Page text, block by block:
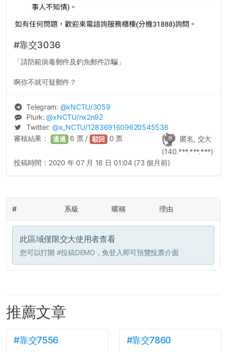
#靠交3036
「請防範病毒郵件及釣魚郵件詐騙」
啊你不就可疑郵件？
Telegram: @xNCTU/3059
Plurk:@xNCTU/nx2n92
Twitter: @x_NCTU/1283691609620545536
匿名, 交大
(140.***.***.***)
審核結果： 通過 6 票 / 駁回 0 票
投稿時間： 2020 年 07 月 16 日 01:04 (73 個月前)
# 系級 暱稱 理由
此區域僅限交大使用者查看
您可以打開 #投稿DEMO ，免登入即可預覽投票介面
推薦文章
#靠交7556 #靠交7860